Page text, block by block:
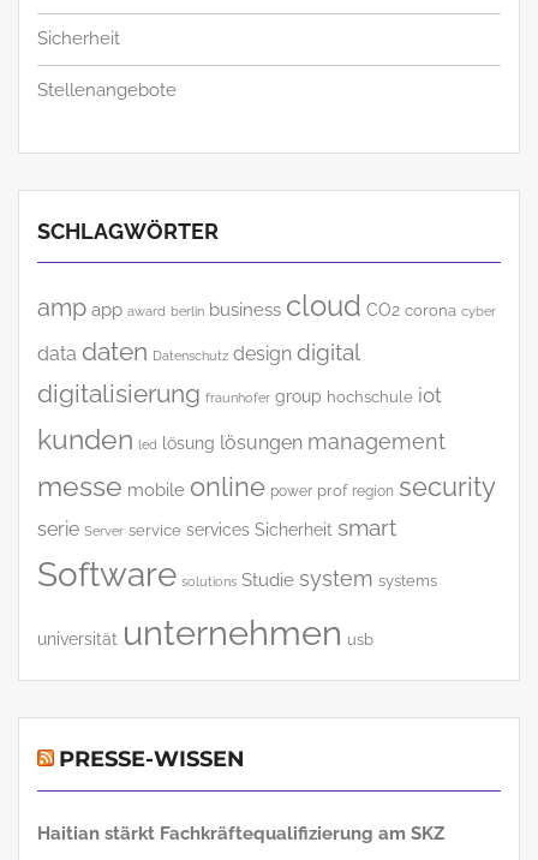
Sicherheit
Stellenangebote
SCHLAGWÖRTER
amp app award berlin business cloud CO2 corona cyber
data daten Datenschutz design digital
digitalisierung fraunhofer group hochschule iot
kunden led lösung lösungen management
messe mobile online power prof region security
serie Server service services Sicherheit smart
Software solutions Studie system systems
universität unternehmen usb
PRESSE-WISSEN
Haitian stärkt Fachkräftequalifizierung am SKZ